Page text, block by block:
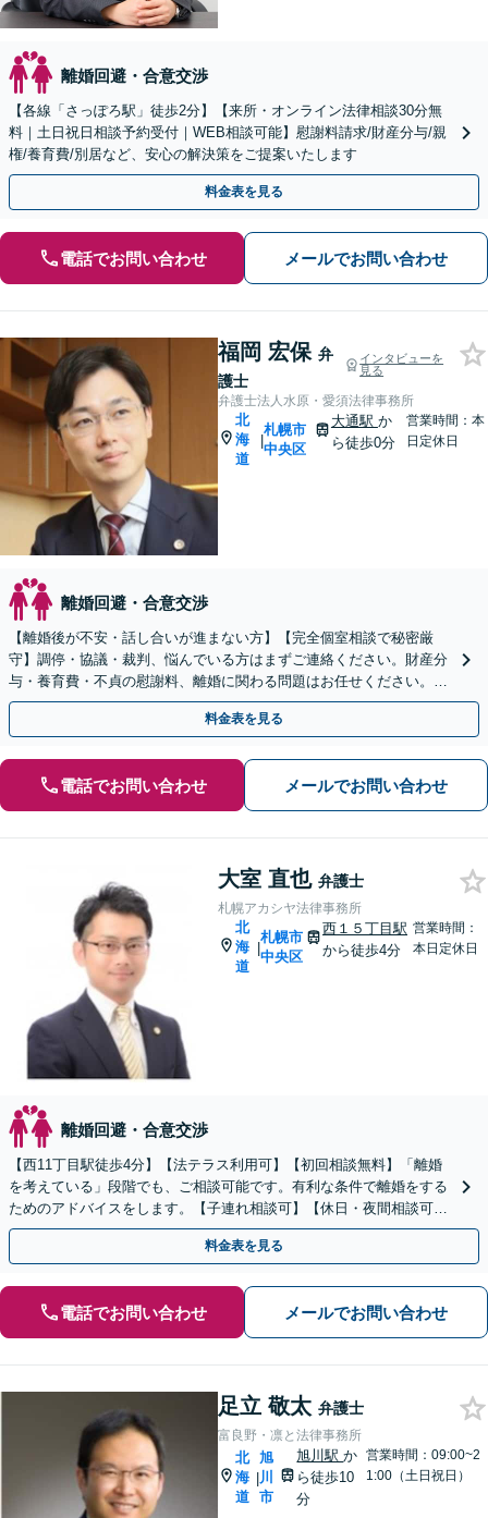
離婚回避・合意交渉
【各線「さっぽろ駅」徒歩2分】【来所・オンライン法律相談30分無
料｜土日祝日相談予約受付｜WEB相談可能】慰謝料請求/財産分与/親
権/養育費/別居など、安心の解決策をご提案いたします
料金表を見る
電話でお問い合わせ メールでお問い合わせ
福岡 宏保 弁
護士
インタビューを
見る
弁護士法人水原・愛須法律事務所
北
海
道
|
札幌市
中央区
大通駅 か
ら徒歩0分
営業時間：本
日定休日
離婚回避・合意交渉
【離婚後が不安・話し合いが進まない方】【完全個室相談で秘密厳
守】調停・協議・裁判、悩んでいる方はまずご連絡ください。財産分
与・養育費・不貞の慰謝料、離婚に関わる問題はお任せください。
【地下鉄大通駅から直結ビル】【子連れ相談可】
料金表を見る
電話でお問い合わせ メールでお問い合わせ
大室 直也 弁護士
札幌アカシヤ法律事務所
北
海
道
|
札幌市
中央区
西１５丁目駅
から徒歩4分
営業時間：
本日定休日
離婚回避・合意交渉
【西11丁目駅徒歩4分】【法テラス利用可】【初回相談無料】「離婚
を考えている」段階でも、ご相談可能です。有利な条件で離婚をする
ためのアドバイスをします。【子連れ相談可】【休日・夜間相談可】
お気軽にご相談ください。
料金表を見る
電話でお問い合わせ メールでお問い合わせ
足立 敬太 弁護士
富良野・凛と法律事務所
北
海
道
|
旭
川
市
旭川駅か
ら徒歩10
分
営業時間：09:00~2
1:00（土日祝日）